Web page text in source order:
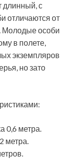
длинный, с
отличаются от
Молодые особи
в полете,
экземпляров
но зато
0,6 метра.
метра.